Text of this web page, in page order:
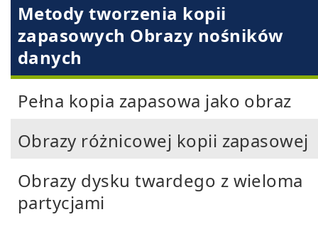
Metody tworzenia kopii
zapasowych Obrazy nośników
danych
Pełna kopia zapasowa jako obraz
Obrazy różnicowej kopii zapasowej
Obrazy dysku twardego z wieloma
partycjami